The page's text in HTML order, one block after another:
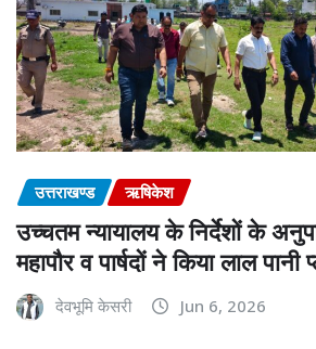
उत्तराखण्ड ऋषिकेश
उच्चतम न्यायालय के निर्देशों के
महापौर व पार्षदों ने किया लाल पानी
देवभूमि केसरी Jun 6, 2026